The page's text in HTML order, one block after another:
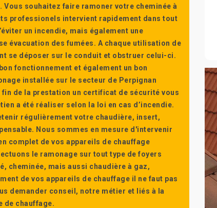
souhaitez faire ramoner votre cheminée à
professionels intervient rapidement dans tout
un incendie, mais également une
évacuation des fumées. A chaque utilisation de
se déposer sur le conduit et obstruer celui-ci.
fonctionnement et également un bon
installée sur le secteur de Perpignan
de la prestation un certificat de sécurité vous
a été réaliser selon la loi en cas d’incendie.
régulièrement votre chaudière, insert,
Nous sommes en mesure d'intervenir
complet de vos appareils de chauffage
le ramonage sur tout type de foyers
cheminée, mais aussi chaudière à gaz,
de vos appareils de chauffage il ne faut pas
demander conseil, notre métier et liés à la
de chauffage.